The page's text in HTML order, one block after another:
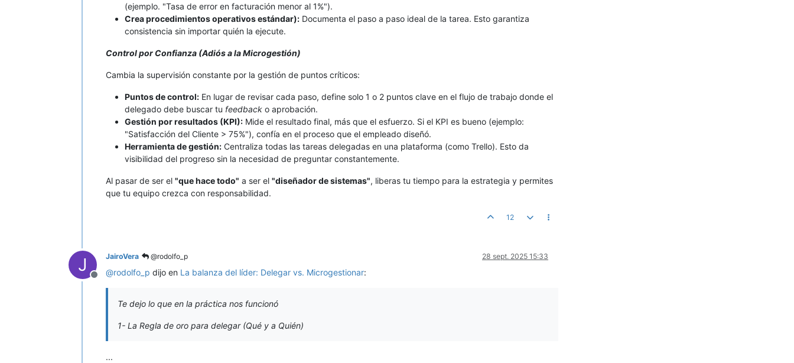
(ejemplo. "Tasa de error en facturación menor al 1%").
Crea procedimientos operativos estándar): Documenta el paso a paso ideal de la tarea. Esto garantiza
consistencia sin importar quién la ejecute.
Control por Confianza (Adiós a la Microgestión)
Cambia la supervisión constante por la gestión de puntos críticos:
Puntos de control: En lugar de revisar cada paso, define solo 1 o 2 puntos clave en el flujo de trabajo donde el
delegado debe buscar tu feedback o aprobación.
Gestión por resultados (KPI): Mide el resultado final, más que el esfuerzo. Si el KPI es bueno (ejemplo:
"Satisfacción del Cliente > 75%"), confía en el proceso que el empleado diseñó.
Herramienta de gestión: Centraliza todas las tareas delegadas en una plataforma (como Trello). Esto da
visibilidad del progreso sin la necesidad de preguntar constantemente.
Al pasar de ser el "que hace todo" a ser el "diseñador de sistemas", liberas tu tiempo para la estrategia y permites
que tu equipo crezca con responsabilidad.
12
J
Desconectado
JairoVera @rodolfo_p 28 sept. 2025 15:33
@rodolfo_p dijo en La balanza del líder: Delegar vs. Microgestionar:
Te dejo lo que en la práctica nos funcionó
1- La Regla de oro para delegar (Qué y a Quién)
...